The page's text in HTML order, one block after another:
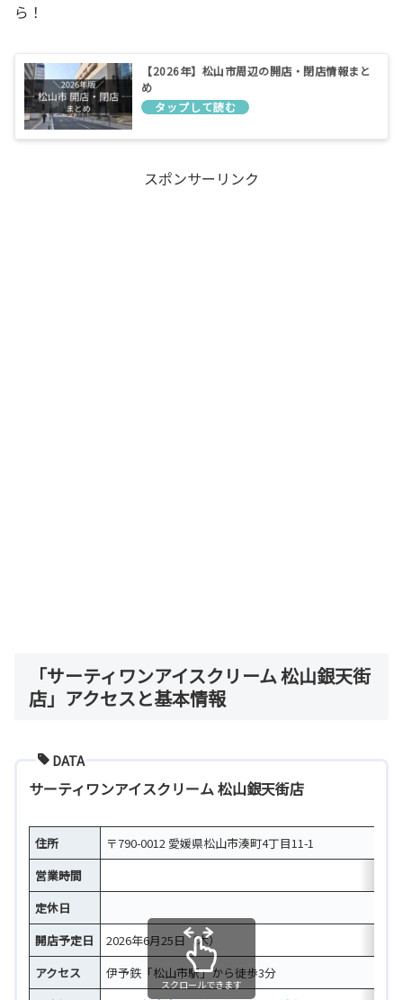
ら！
【2026年】松山市周辺の開店・閉店情報まと
め
スポンサーリンク
「サーティワンアイスクリーム 松山銀天街
店」アクセスと基本情報
DATA
サーティワンアイスクリーム 松山銀天街店
住所
〒790-0012 愛媛県松山市湊町4丁目11-1
営業時間
定休日
開店予定日
2026年6月25日（木）
アクセス
伊予鉄「松山市駅」から徒歩3分
スクロールできます